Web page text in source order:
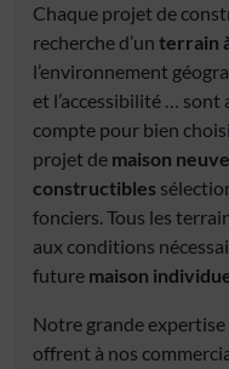
Chaque projet de
recherche d’un terrain
l’environnement
et l’accessibilité … sont
compte pour bien
projet de maison neuve
constructibles
fonciers. Tous les
aux conditions
future maison
Notre grande expertise
offrent à nos